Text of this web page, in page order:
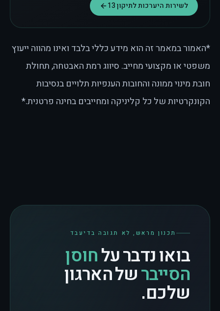
לשירות היערכות לתיקון 13
*האמור במאמר זה הוא מידע כללי בלבד ואינו מהווה ייעוץ
משפטי או מקצועי מחייב. סיווג רמת האבטחה, תחולת
חובת מינוי ממונה והחובות הענפיות תלויים בנסיבות
הקונקרטיות של כל קליניקה ומחייבים בחינה פרטנית.*
תכנון מראש, לא תגובה בדיעבד
בואו נדבר על חוסן
הסייבר של הארגון
שלכם.